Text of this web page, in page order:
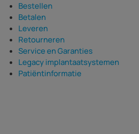
Bestellen
Betalen
Leveren
Retourneren
Service en Garanties
Legacy implantaatsystemen
Patiëntinformatie